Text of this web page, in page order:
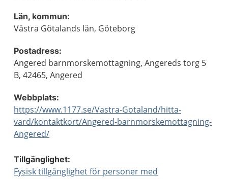
Län, kommun:
Västra Götalands län, Göteborg
Postadress:
Angered barnmorskemottagning, Angereds torg 5
B, 42465, Angered
Webbplats:
https://www.1177.se/Vastra-Gotaland/hitta-
vard/kontaktkort/Angered-barnmorskemottagning-
Angered/
Tillgänglighet:
Fysisk tillgänglighet för personer med